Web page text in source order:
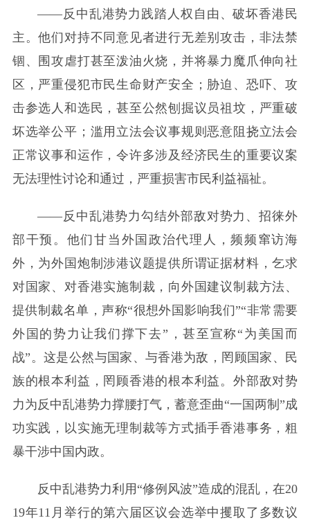
——反中乱港势力践踏人权自由、破坏香港民
主。他们对持不同意见者进行无差别攻击，非法禁
锢、围攻虐打甚至泼油火烧，并将暴力魔爪伸向社
区，严重侵犯市民生命财产安全；胁迫、恐吓、攻
击参选人和选民，甚至公然刨掘议员祖坟，严重破
坏选举公平；滥用立法会议事规则恶意阻挠立法会
正常议事和运作，令许多涉及经济民生的重要议案
无法理性讨论和通过，严重损害市民利益福祉。
——反中乱港势力勾结外部敌对势力、招徕外
部干预。他们甘当外国政治代理人，频频窜访海
外，为外国炮制涉港议题提供所谓证据材料，乞求
对国家、对香港实施制裁，向外国建议制裁方法、
提供制裁名单，声称“很想外国影响我们”“非常需要
外国的势力让我们撑下去”，甚至宣称“为美国而
战”。这是公然与国家、与香港为敌，罔顾国家、民
族的根本利益，罔顾香港的根本利益。外部敌对势
力为反中乱港势力撑腰打气，蓄意歪曲“一国两制”成
功实践，以实施无理制裁等方式插手香港事务，粗
暴干涉中国内政。
反中乱港势力利用“修例风波”造成的混乱，在20
19年11月举行的第六届区议会选举中攫取了多数议